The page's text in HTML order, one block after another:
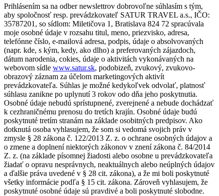
Prihlásením sa na odber newslettrov dobrovoľne súhlasím s tým,
aby spoločnosť resp. prevádzkovateľ SATUR TRAVEL a.s., IČO:
35787201, so sídlom: Miletičova 1, Bratislava 824 72 spracúvala
moje osobné údaje v rozsahu titul, meno, priezvisko, adresa,
telefónne číslo, e-mailová adresa, podpis, údaje o absolvovaných
(napr. kde, s kým, kedy, ako dlho) a preferovaných zájazdoch,
dátum narodenia, cokies, údaje o aktivitách vykonávaných na
webovom sídle www.satur.sk, podobizeň, zvukový, zvukovo-
obrazový záznam za účelom marketingových aktivít
prevádzkovateľa. Súhlas je možné kedykoľvek odvolať, platnosť
súhlasu zanikne po uplynutí 3 rokov odo dňa jeho poskytnutia.
Osobné údaje nebudú sprístupnené, zverejnené a nebude dochádzať
k cezhraničnému prenosu do tretích krajín. Osobné údaje budú
poskytnuté tretím stranám na základe osobitných predpisov. Ako
dotknutá osoba vyhlasujem, že som si vedomá svojich práv v
zmysle § 28 zákona č. 122/2013 Z. z. o ochrane osobných údajov a
o zmene a doplnení niektorých zákonov v znení zákona č. 84/2014
Z. z. (na základe písomnej žiadosti alebo osobne u prevádzkovateľa
žiadať o opravu nesprávnych, neaktuálnych alebo neúplných údajov
a ďalšie práva uvedené v § 28 cit. zákona), a že mi boli poskytnuté
všetky informácie podľa § 15 cit. zákona. Zároveň vyhlasujem, že
poskytnuté osobné údaje sú pravdivé a boli poskytnuté slobodne.